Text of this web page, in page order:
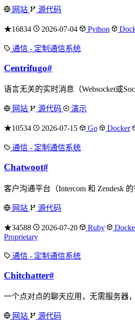
网站 源代码
★16834 2026-07-04 Python
通信 - 定制通信系统
Centrifugo#
语言无关的实时消息（Websocket或
网站 源代码 演示
★10534 2026-07-15 Go Docker
通信 - 定制通信系统
Chatwoot#
客户沟通平台（Intercom 和 Zendesk 的
网站 源代码
★34588 2026-07-20 Ruby
Proprietary
通信 - 定制通信系统
Chitchatter#
一个点对点的聊天应用，无需服务器
网站 源代码